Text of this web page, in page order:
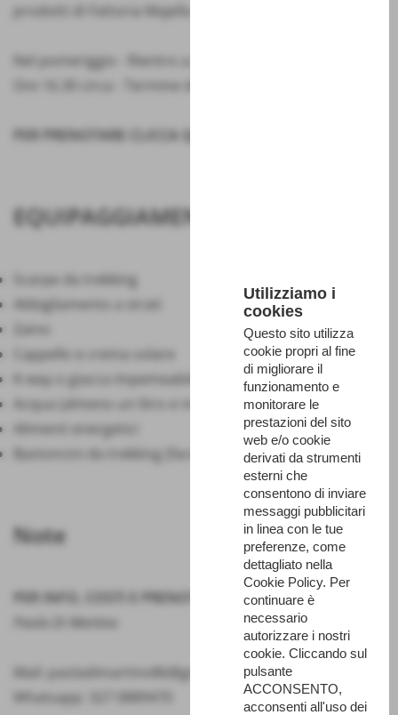
prodotti di Fattoria Majella
Nel pomeriggio - Rientro a piedi a Decontra
Ore 16.30 circa - Termine delle attività e saluti
PER PRENOTARE CLICCA QUI
EQUIPAGGIAMENTO
Scarpe da trekking
Abbigliamento a strati
Zaino
Cappello e crema solare
K-way o giacca impemeabile
Acqua (almeno un litro e mezzo)
Alimenti energetici
Bastoncini da trekking (facoltativi)
Note
PER INFO, COSTI E PRENOTAZIONI
Paola Di Martino
Mail: paoladimartino86@gmail.com
Whatsapp: 327 0889470
Utilizziamo i
cookies
Questo sito utilizza
cookie propri al fine
di migliorare il
funzionamento e
monitorare le
prestazioni del sito
web e/o cookie
derivati da strumenti
esterni che
consentono di inviare
messaggi pubblicitari
in linea con le tue
preferenze, come
dettagliato nella
Cookie Policy. Per
continuare è
necessario
autorizzare i nostri
cookie. Cliccando sul
pulsante
ACCONSENTO,
acconsenti all'uso dei